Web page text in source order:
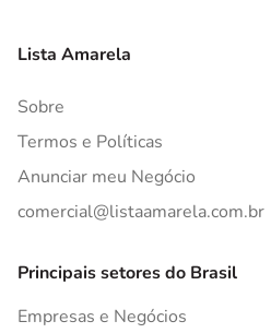
Lista Amarela
Sobre
Termos e Políticas
Anunciar meu Negócio
comercial@listaamarela.com.br
Principais setores do Brasil
Empresas e Negócios